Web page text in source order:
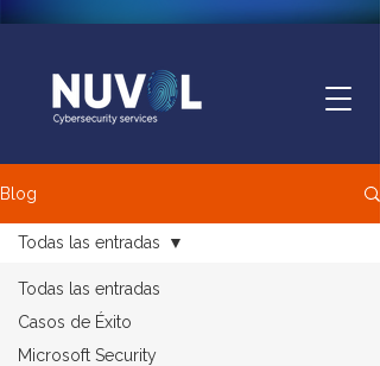
Blog
Todas las entradas
Casos de Éxito
Microsoft Security
Todas las entradas